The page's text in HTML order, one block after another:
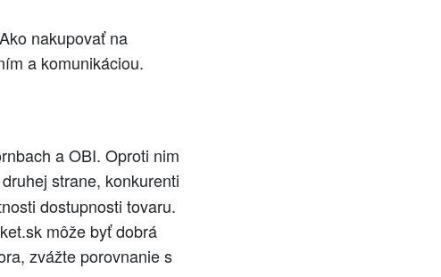
nakupovať na
a komunikáciou.
a OBI. Oproti nim
strane, konkurenti
dostupnosti tovaru.
môže byť dobrá
zvážte porovnanie s